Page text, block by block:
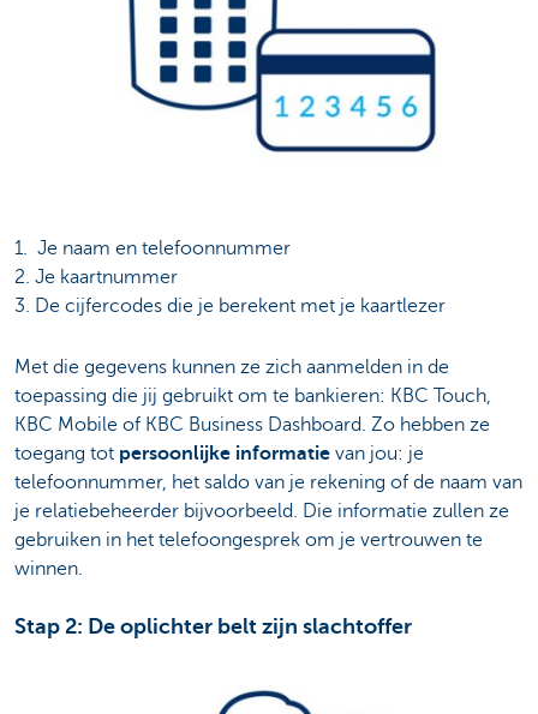
1. Je naam en telefoonnummer
2. Je kaartnummer
3. De cijfercodes die je berekent met je kaartlezer
Met die gegevens kunnen ze zich aanmelden in de
toepassing die jij gebruikt om te bankieren: KBC Touch,
KBC Mobile of KBC Business Dashboard. Zo hebben ze
toegang tot persoonlijke informatie van jou: je
telefoonnummer, het saldo van je rekening of de naam van
je relatiebeheerder bijvoorbeeld. Die informatie zullen ze
gebruiken in het telefoongesprek om je vertrouwen te
winnen.
Stap 2: De oplichter belt zijn slachtoffer